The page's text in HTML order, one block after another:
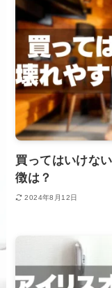
買ってはいけな
徴は？
2024年8月12日